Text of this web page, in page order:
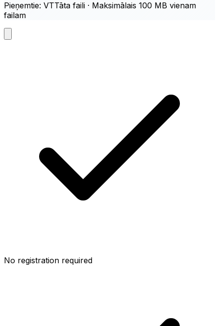
Pieņemtie: VTTāta faili · Maksimālais 100 MB vienam
failam
No registration required